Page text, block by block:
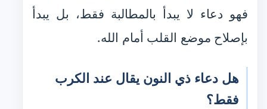
فهو دعاء لا يبدأ بالمطالبة فقط، بل يبدأ
بإصلاح موضع القلب أمام الله.
هل دعاء ذي النون يقال عند الكرب
فقط؟